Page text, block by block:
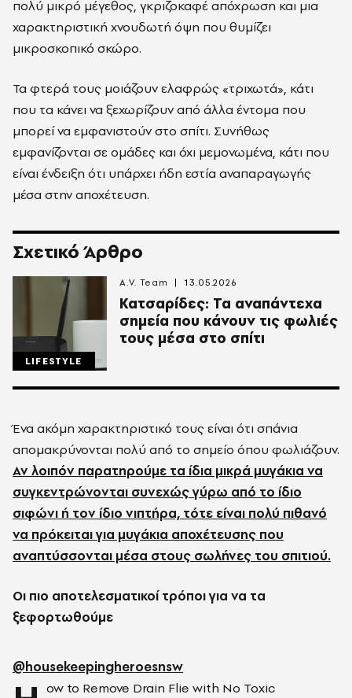
πολύ μικρό μέγεθος, γκριζοκαφέ απόχρωση και μια
χαρακτηριστική χνουδωτή όψη που θυμίζει
μικροσκοπικό σκώρο.
Τα φτερά τους μοιάζουν ελαφρώς «τριχωτά», κάτι
που τα κάνει να ξεχωρίζουν από άλλα έντομα που
μπορεί να εμφανιστούν στο σπίτι. Συνήθως
εμφανίζονται σε ομάδες και όχι μεμονωμένα, κάτι που
είναι ένδειξη ότι υπάρχει ήδη εστία αναπαραγωγής
μέσα στην αποχέτευση.
Σχετικό Άρθρο
LIFESTYLE
Κατσαρίδες: Τα αναπάντεχα
σημεία που κάνουν τις φωλιές
τους μέσα στο σπίτι
A.V. Team 13.05.2026
Ένα ακόμη χαρακτηριστικό τους είναι ότι σπάνια
απομακρύνονται πολύ από το σημείο όπου φωλιάζουν.
Αν λοιπόν παρατηρούμε τα ίδια μικρά μυγάκια να
συγκεντρώνονται συνεχώς γύρω από το ίδιο
σιφώνι ή τον ίδιο νιπτήρα, τότε είναι πολύ πιθανό
να πρόκειται για μυγάκια αποχέτευσης που
αναπτύσσονται μέσα στους σωλήνες του σπιτιού.
Οι πιο αποτελεσματικοί τρόποι για να τα
ξεφορτωθούμε
@housekeepingheroesnsw
ow to Remove Drain Flie with No Toxic